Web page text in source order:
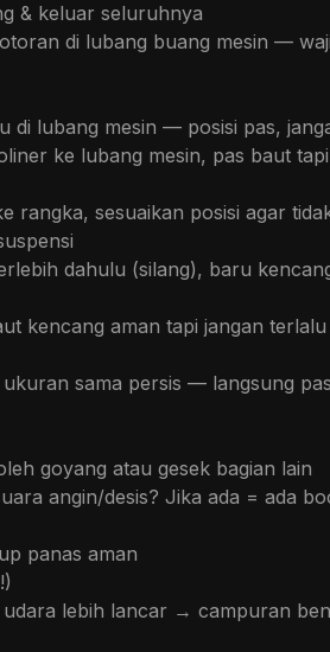
& keluar seluruhnya
di lubang buang mesin —
di lubang mesin — posisi pas,
ke lubang mesin, pas baut
rangka, sesuaikan posisi agar
dahulu (silang), baru
kencang aman tapi jangan
ukuran sama persis — langsung
goyang atau gesek bagian lain
angin/desis? Jika ada = ada
panas aman
lebih lancar → campuran